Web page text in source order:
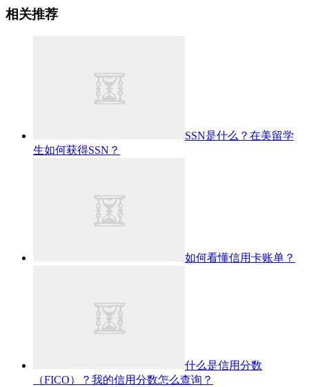
相关推荐
SSN是什么？在美留学
生如何获得SSN？
如何看懂信用卡账单？
什么是信用分数
（FICO）？我的信用分数怎么查询？